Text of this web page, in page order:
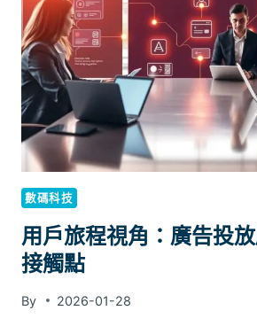
數碼科技
用戶旅程視角：廣告投
接觸點
By 2026-01-28